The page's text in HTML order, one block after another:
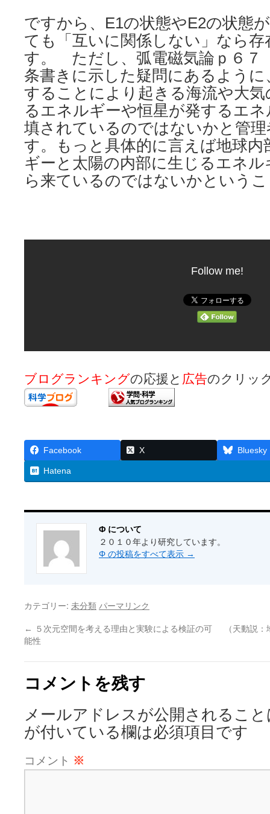
ですから、E1の状態やE2の状態
ても「互いに関係しない」なら
す。 ただし、弧電磁気論ｐ６７
条書きに示した疑問にあるように
することにより起きる海流や大
るエネルギーや恒星が発するエ
填されているのではないかと管
す。もっと具体的に言えば地球
ギーと太陽の内部に生じるエネ
ら来ているのではないかという
Follow me!
ブログランキングの応援と 広告のクリッ
Facebook X Bluesky
Hatena
Φ について
２０１０年より研究しています。
Φ の投稿をすべて表示 →
カテゴリー: 未分類 パーマリンク
←
５次元空間を考える理由と実験による検証の可
能性
（天動説
コメントを残す
メールアドレスが公開されるこ
が付いている欄は必須項目です
コメント ※